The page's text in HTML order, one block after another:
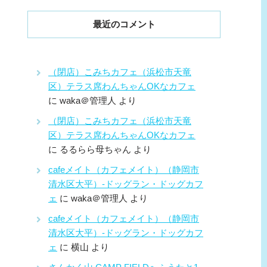
最近のコメント
（閉店）こみちカフェ（浜松市天竜
区）テラス席わんちゃんOKなカフェ
に waka＠管理人 より
（閉店）こみちカフェ（浜松市天竜
区）テラス席わんちゃんOKなカフェ
に るるらら母ちゃん より
cafeメイト（カフェメイト）（静岡市
清水区大平）-ドッグラン・ドッグカフ
ェ に waka＠管理人 より
cafeメイト（カフェメイト）（静岡市
清水区大平）-ドッグラン・ドッグカフ
ェ に 横山 より